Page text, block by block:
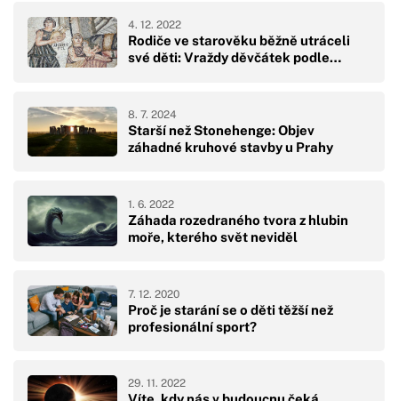
Rodiče ve starověku běžně utráceli
své děti: Vraždy děvčátek podle…
4. 12. 2022
Starší než Stonehenge: Objev
záhadné kruhové stavby u Prahy
8. 7. 2024
Záhada rozedraného tvora z hlubin
moře, kterého svět neviděl
1. 6. 2022
Proč je starání se o děti těžší než
profesionální sport?
7. 12. 2020
29. 11. 2022